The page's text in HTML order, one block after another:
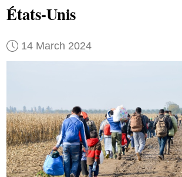
États-Unis
14 March 2024